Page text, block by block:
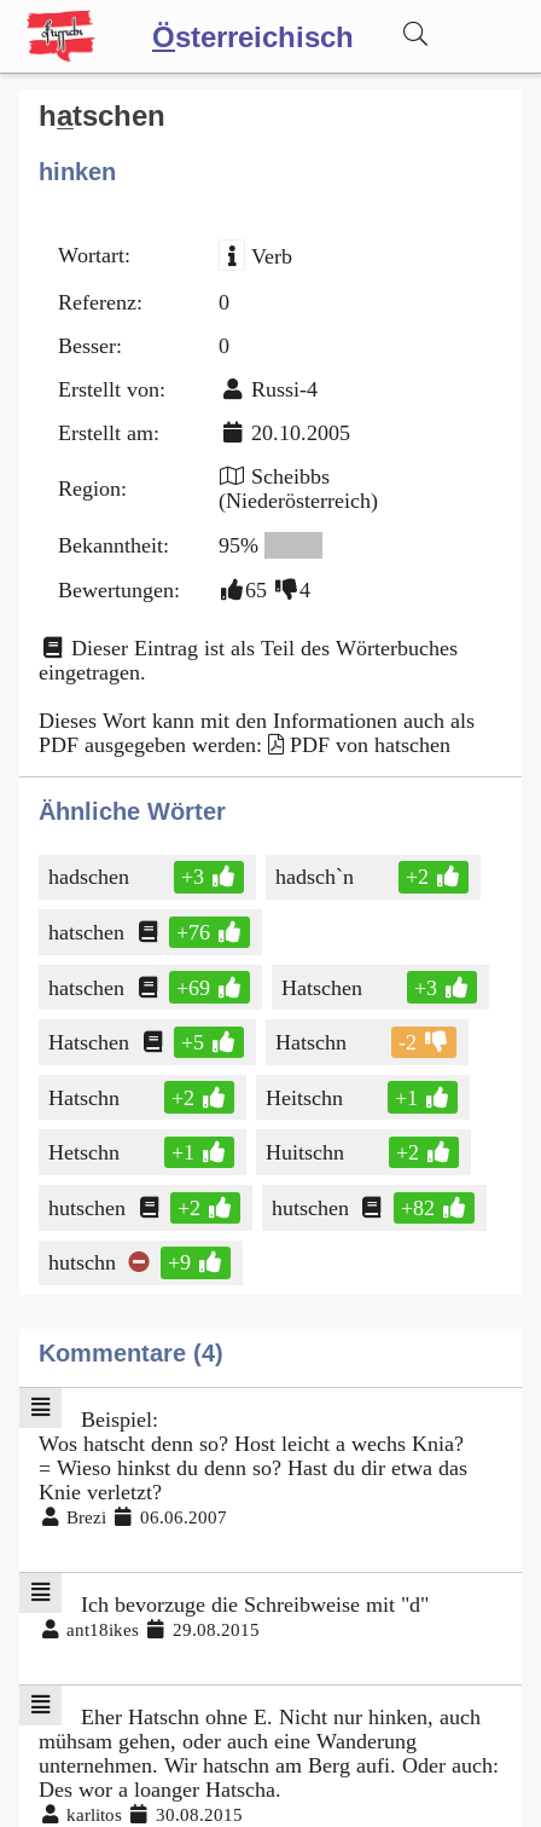
Österreichisch
Wörterbuch
Forum
Blog
ha̲tschen
hinken
Wortart:
Verb
Referenz:
0
Besser:
0
Erstellt von:
Russi-4
Erstellt am:
20.10.2005
Region:
Scheibbs
(Niederösterreich)
Bekanntheit:
95%
Bewertungen:
65 4
Dieser Eintrag ist als Teil des Wörterbuches
eingetragen.
Dieses Wort kann mit den Informationen auch als
PDF ausgegeben werden:
PDF von hatschen
Ähnliche Wörter
hadschen +3 hadsch`n +2
hatschen +76
hatschen +69 Hatschen +3
Hatschen +5 Hatschn -2
Hatschn +2 Heitschn +1
Hetschn +1 Huitschn +2
hutschen +2 hutschen +82
hutschn +9
Kommentare (4)
Beispiel:
Wos hatscht denn so? Host leicht a wechs Knia?
= Wieso hinkst du denn so? Hast du dir etwa das
Knie verletzt?
Brezi 06.06.2007
Ich bevorzuge die Schreibweise mit "d"
ant18ikes 29.08.2015
Eher Hatschn ohne E. Nicht nur hinken, auch
mühsam gehen, oder auch eine Wanderung
unternehmen. Wir hatschn am Berg aufi. Oder auch:
Des wor a loanger Hatscha.
karlitos 30.08.2015